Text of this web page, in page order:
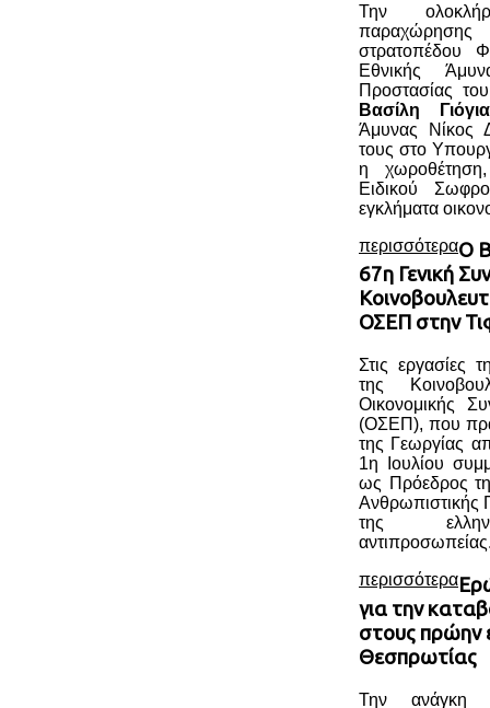
Την
στρατοπέδου
Εθνικής
Προστασίας
Βασίλη
Άμυνας Νίκος
τους στο
η χωροθέτηση,
Ειδικού
εγκλήματα
περισσότεραΟ
67η Γενική
ΟΣΕΠ στην
Στις εργασίες
της
Οικονομικής
(ΟΣΕΠ), που
της Γεωργίας
1η Ιουλίου
ως Πρόεδρος
Ανθρωπιστικής
της
περισσότερα
για την
στους πρώην
Θεσπρωτίας
Την ανάγκη